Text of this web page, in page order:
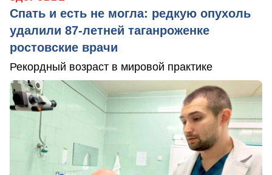
Спать и есть не могла: редкую опухоль
удалили 87-летней таганроженке
ростовские врачи
Рекордный возраст в мировой практике